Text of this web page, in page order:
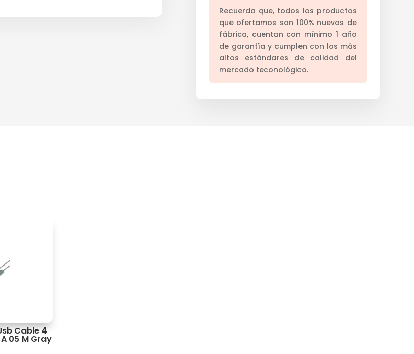
Recuerda que, todos los productos
que ofertamos son 100% nuevos de
fábrica, cuentan con mínimo 1 año
de garantía y cumplen con los más
altos estándares de calidad del
mercado teconológico.
Cable 4
05 M Gray